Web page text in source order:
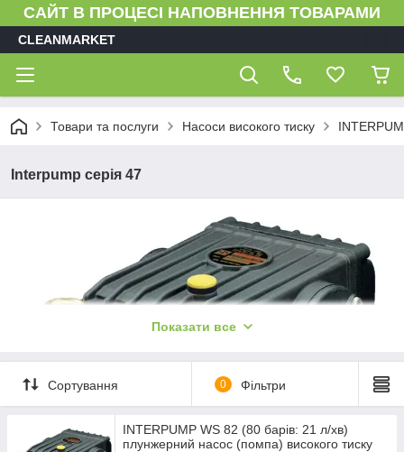
САЙТ В ПРОЦЕСІ НАПОВНЕННЯ ТОВАРАМИ
CLEANMARKET
Товари та послуги Насоси високого тиску
Interpump серія 47
Показати все
Сортування 0 Фільтри
INTERPUMP WS 82 (80 барів: 21 л/хв)
плунжерний насос (помпа) високого тиску